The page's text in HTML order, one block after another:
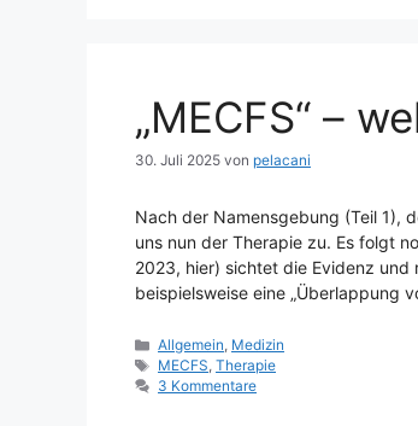
„MECFS“ –
30. Juli 2025 von pelacani
Nach der Namensgebung (Teil 1),
uns nun der Therapie zu. Es folgt
2023, hier) sichtet die Evidenz
beispielsweise eine „Überlappung
Kategorien
Allgemein, Medizin
Schlagwörter
MECFS,Therapie
3 Kommentare